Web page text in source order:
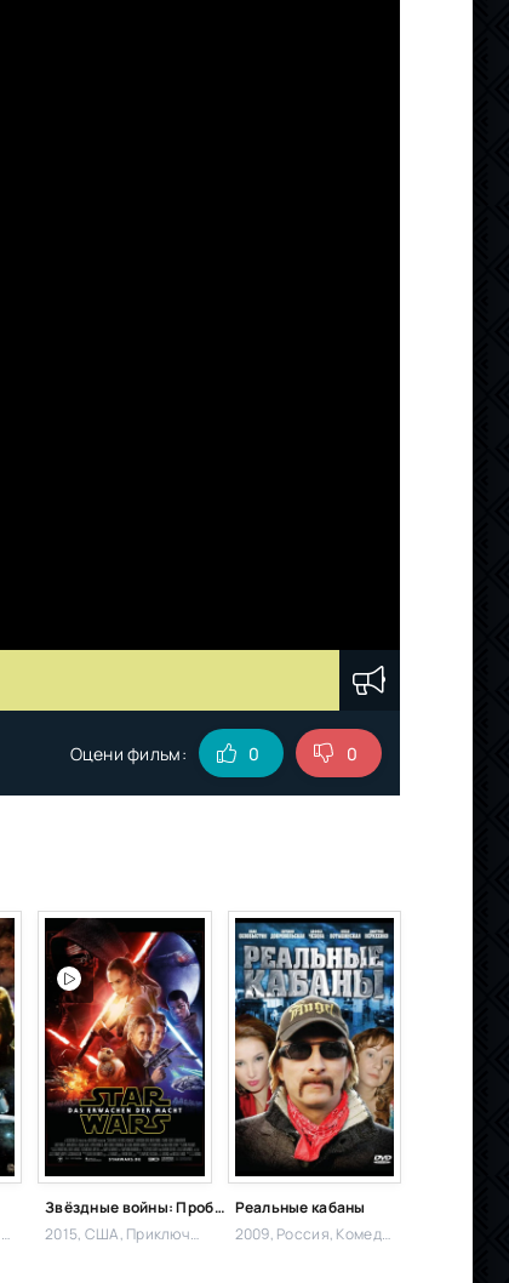
Оцени фильм: 0 0
Звёздные войны: Пробуждение Силы
2015, США, Приключения,
Реальные кабаны
2009, Россия, Комедия, Драма